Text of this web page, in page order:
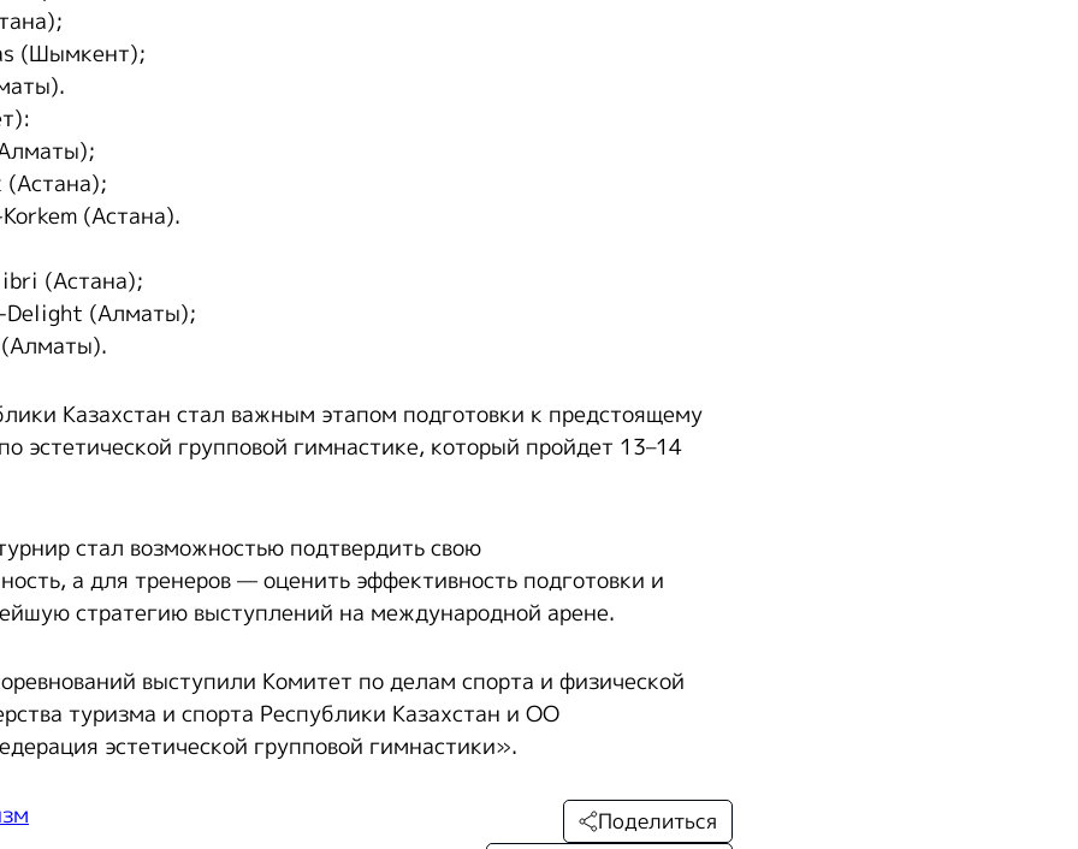
(Шымкент);
(Астана).
(Астана);
Delight (Алматы);
Казахстан стал важным этапом подготовки к предстоящему
эстетической групповой гимнастике, который пройдет 13–14
стал возможностью подтвердить свою
а для тренеров — оценить эффективность подготовки и
стратегию выступлений на международной арене.
выступили Комитет по делам спорта и физической
туризма и спорта Республики Казахстан и ОО
эстетической групповой гимнастики».
Поделиться